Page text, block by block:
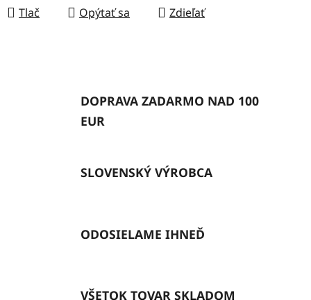
Tlač Opýtať sa Zdieľať
DOPRAVA ZADARMO NAD 100
EUR
SLOVENSKÝ VÝROBCA
ODOSIELAME IHNEĎ
VŠETOK TOVAR SKLADOM